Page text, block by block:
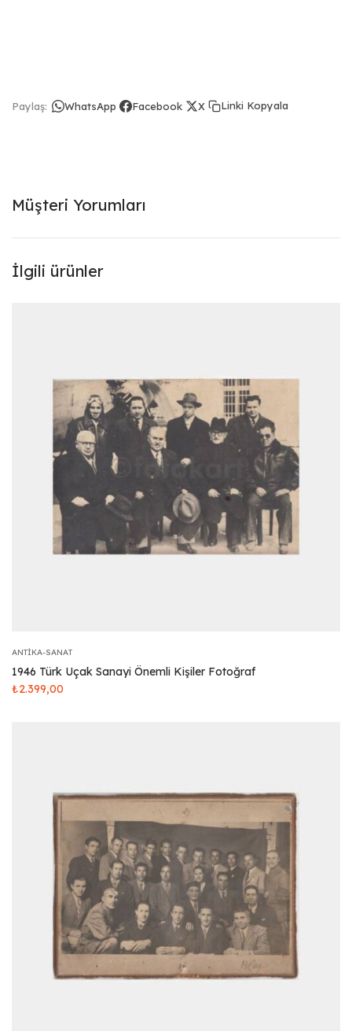
Paylaş: WhatsApp Facebook X Linki Kopyala
Müşteri Yorumları
İlgili ürünler
ANTIKA-SANAT
1946 Türk Uçak Sanayi Önemli Kişiler Fotoğraf
₺2.399,00